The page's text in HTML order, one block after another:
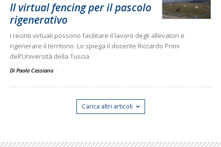
Il virtual fencing per il pascolo
rigenerativo
I recinti virtuali possono facilitare il lavoro degli allevatori e
rigenerare il territorio. Lo spiega il docente Riccardo Primi
dell’Università della Tuscia
Di Paola Cassiano -
Carica altri articoli